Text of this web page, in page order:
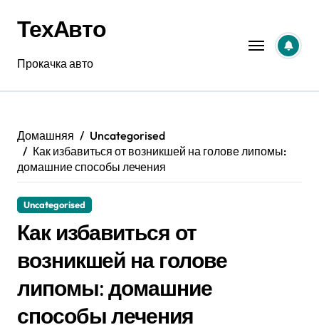
содержанию
ТехАвто
Прокачка авто
Домашняя
Uncategorised
Как избавиться от возникшей на голове липомы:
домашние способы лечения
Uncategorised
Как избавиться от
возникшей на голове
липомы: домашние
способы лечения